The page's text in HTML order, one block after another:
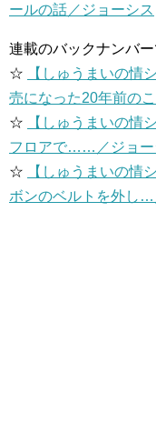
ールの話／ジョーシス
連載のバックナンバ
☆
【しゅうまいの
売になった20年前の
☆
【しゅうまいの
フロアで……／ジョー
☆
【しゅうまいの
ボンのベルトを外し…